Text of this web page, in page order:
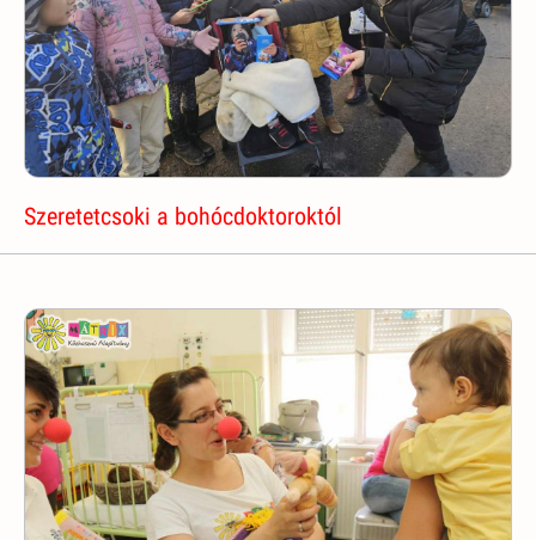
Szeretetcsoki a bohócdoktoroktól